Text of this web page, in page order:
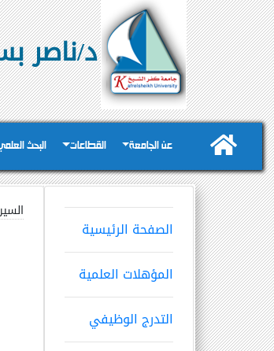
د/ناصر
عن الجامعة القطاعات البحث
الصفحة الرئيسية
المؤهلات العلمية
التدرج الوظيفي